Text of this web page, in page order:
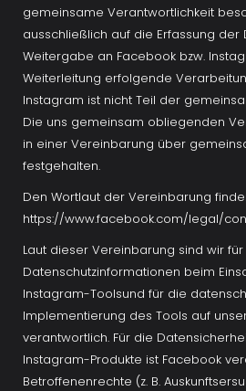
gemeinsame Verantwortlichkeit
ausschließlich auf die Erfassung der
Weitergabe an Facebook bzw.
Weiterleitung erfolgende
Instagram ist nicht Teil der
Die uns gemeinsam obliegenden
in einer Vereinbarung über
festgehalten.
Den Wortlaut der Vereinbarung
https://www.facebook.com/legal/
Laut dieser Vereinbarung sind wir
Datenschutzinformationen beim
Instagram-Toolsund für die
Implementierung des Tools auf
verantwortlich. Für die
Instagram-Produkte ist Facebook
Betroffenenrechte (z. B.